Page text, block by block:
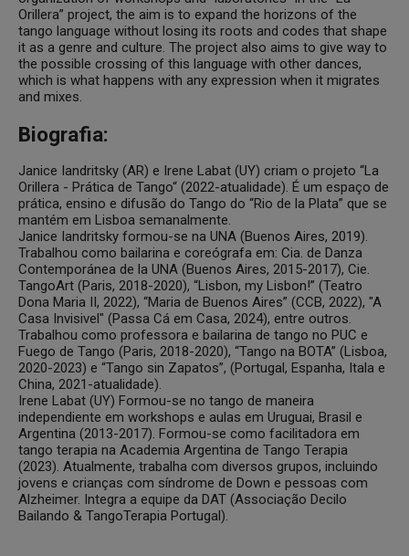
Orillera” project, the aim is to expand the horizons of the
tango language without losing its roots and codes that shape
it as a genre and culture. The project also aims to give way to
the possible crossing of this language with other dances,
which is what happens with any expression when it migrates
and mixes.
Biografia:
Janice Iandritsky (AR) e Irene Labat (UY) criam o projeto “La
Orillera - Prática de Tango“ (2022-atualidade). É um espaço de
prática, ensino e difusão do Tango do “Rio de la Plata” que se
mantém em Lisboa semanalmente.
Janice Iandritsky formou-se na UNA (Buenos Aires, 2019).
Trabalhou como bailarina e coreógrafa em: Cia. de Danza
Contemporánea de la UNA (Buenos Aires, 2015-2017), Cie.
TangoArt (Paris, 2018-2020), “Lisbon, my Lisbon!” (Teatro
Dona Maria II, 2022), “Maria de Buenos Aires” (CCB, 2022), "A
Casa Invisivel" (Passa Cá em Casa, 2024), entre outros.
Trabalhou como professora e bailarina de tango no PUC e
Fuego de Tango (Paris, 2018-2020), “Tango na BOTA” (Lisboa,
2020-2023) e “Tango sin Zapatos”, (Portugal, Espanha, Itala e
China, 2021-atualidade).
Irene Labat (UY) Formou-se no tango de maneira
independiente em workshops e aulas em Uruguai, Brasil e
Argentina (2013-2017). Formou-se como facilitadora em
tango terapia na Academia Argentina de Tango Terapia
(2023). Atualmente, trabalha com diversos grupos, incluindo
jovens e crianças com síndrome de Down e pessoas com
Alzheimer. Integra a equipe da DAT (Associação Decilo
Bailando & TangoTerapia Portugal).